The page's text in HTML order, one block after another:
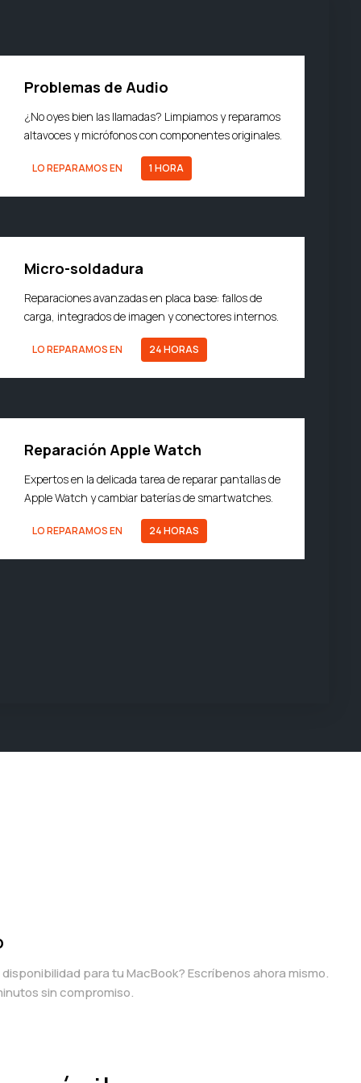
Problemas de Audio
¿No oyes bien las llamadas? Limpiamos y reparamos
altavoces y micrófonos con componentes originales.
LO REPARAMOS EN 1 HORA
Micro-soldadura
Reparaciones avanzadas en placa base: fallos de
carga, integrados de imagen y conectores internos.
LO REPARAMOS EN 24 HORAS
Reparación Apple Watch
Expertos en la delicada tarea de reparar pantallas de
Apple Watch y cambiar baterías de smartwatches.
LO REPARAMOS EN 24 HORAS
para tu MacBook? Escríbenos ahora mismo.
sin compromiso.